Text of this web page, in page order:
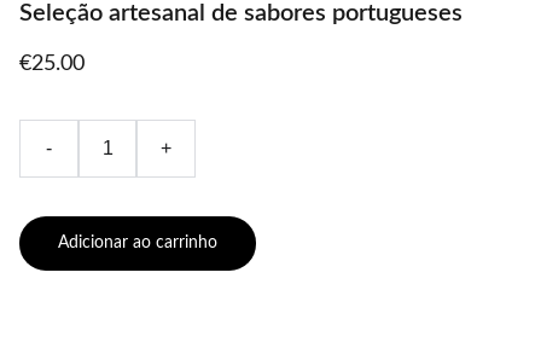
Seleção artesanal de sabores portugueses
€25.00
- +
Adicionar ao carrinho